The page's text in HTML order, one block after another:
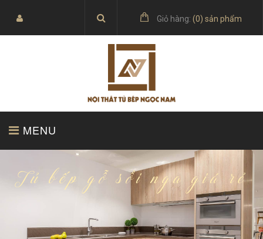
Giỏ hàng: (0) sản phẩm
MENU
SẢN PHẨM
BÁO GIÁ TỦ BẾP ACRYLIC
Tủ bếp gỗ sồi nga giá rẻ